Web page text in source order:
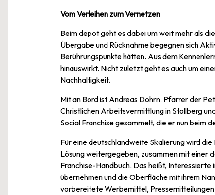
Vom Verleihen zum Vernetzen
Beim depot geht es dabei um weit mehr als
Übergabe und Rücknahme begegnen sich
Berührungspunkte hätten. Aus dem
hinauswirkt. Nicht zuletzt geht es auch um
Nachhaltigkeit.
Mit an Bord ist Andreas Dohrn, Pfarrer der
Christlichen Arbeitsvermittlung in Stollberg
Social Franchise gesammelt, die er nun beim
Für eine deutschlandweite Skalierung wird
Lösung weitergegeben, zusammen mit einer
Franchise-Handbuch. Das heißt,
übernehmen und die Oberfläche mit ihrem
vorbereitete Werbemittel,